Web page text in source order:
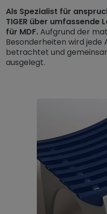
Als Spezialist für
TIGER über umfassende
für MDF.Aufgrund der
Besonderheiten wird jede
betrachtet und
ausgelegt.